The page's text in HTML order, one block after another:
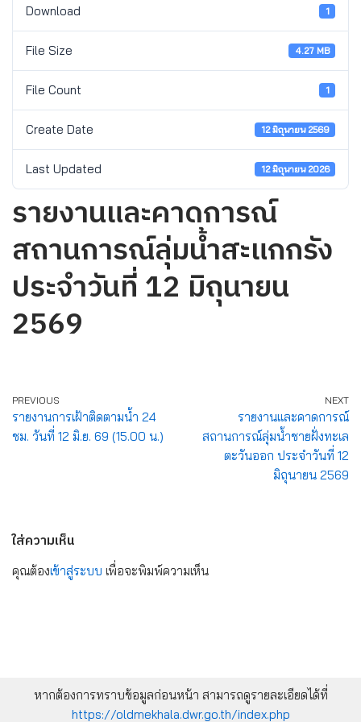
Download 1
File Size 4.27 MB
File Count 1
Create Date 12 มิถุนายน 2569
Last Updated 12 มิถุนายน 2026
รายงานและคาดการณ์
สถานการณ์ลุ่มน้ำสะแกกรัง
ประจำวันที่ 12 มิถุนายน
2569
PREVIOUS
รายงานการเฝ้าติดตามน้ำ 24
ชม. วันที่ 12 มิ.ย. 69 (15.00 น.)
NEXT
รายงานและคาดการณ์
สถานการณ์ลุ่มน้ำชายฝั่งทะเล
ตะวันออก ประจำวันที่ 12
มิถุนายน 2569
ใส่ความเห็น
คุณต้องเข้าสู่ระบบ เพื่อจะพิมพ์ความเห็น
หากต้องการทราบข้อมูลก่อนหน้า สามารถดูรายละเอียดได้ที่
https://oldmekhala.dwr.go.th/index.php